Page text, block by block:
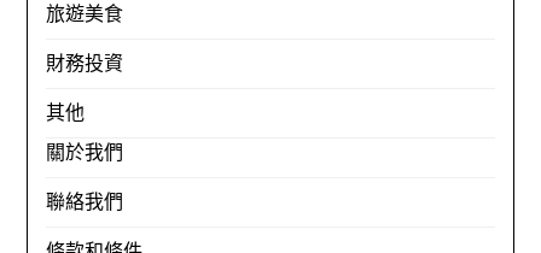
旅遊美食
財務投資
其他
關於我們
聯絡我們